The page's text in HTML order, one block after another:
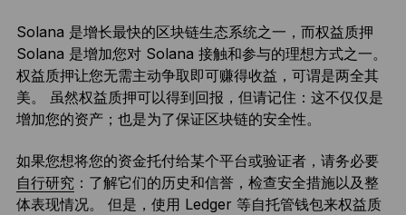
Solana 是增长最快的区块链生态系统之一，而权益质押
Solana 是增加您对 Solana 接触和参与的理想方式之一。
权益质押让您无需主动争取即可赚得收益，可谓是两全其
美。 虽然权益质押可以得到回报，但请记住：这不仅仅是
增加您的资产；也是为了保证区块链的安全性。
如果您想将您的资金托付给某个平台或验证者，请务必要
自行研究：了解它们的历史和信誉，检查安全措施以及整
体表现情况。 但是，使用 Ledger 等自托管钱包来权益质